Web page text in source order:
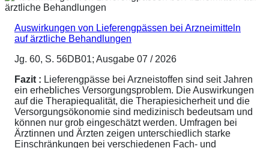
Auswirkungen von Lieferengpässen bei Arzneimitteln
auf ärztliche Behandlungen
Jg. 60, S. 56DB01; Ausgabe 07 / 2026
Fazit : Lieferengpässe bei Arzneistoffen sind seit Jahren
ein erhebliches Versorgungsproblem. Die Auswirkungen
auf die Therapiequalität, die Therapiesicherheit und die
Versorgungsökonomie sind medizinisch bedeutsam und
können nur grob eingeschätzt werden. Umfragen bei
Ärztinnen und Ärzten zeigen unterschiedlich starke
Einschränkungen bei verschiedenen Fach- und